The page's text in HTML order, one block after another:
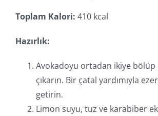
Toplam Kalori: 410 kcal
Hazırlık:
Avokadoyu ortadan ikiye bölüp
çıkarın. Bir çatal yardımıyla
getirin.
Limon suyu, tuz ve karabiber